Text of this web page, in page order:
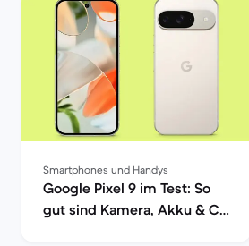
Smartphones und Handys
Google Pixel 9 im Test: So
gut sind Kamera, Akku & Co